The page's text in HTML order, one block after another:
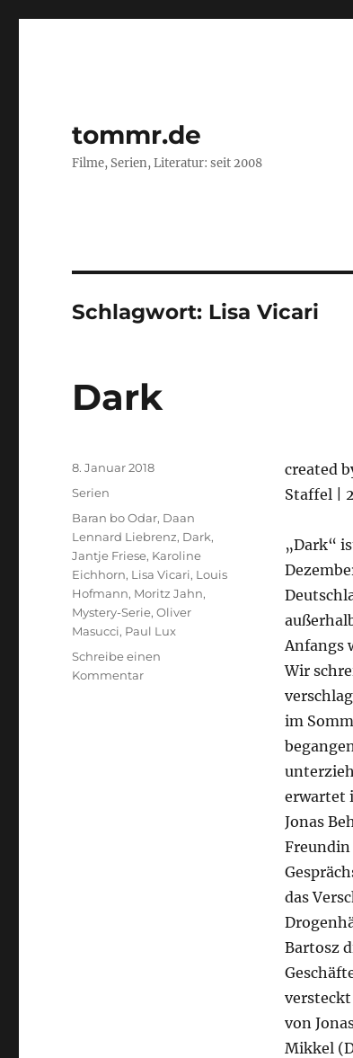
tommr.de
Filme, Serien, Literatur: seit 2008
Schlagwort: Lisa Vicari
Dark
created
Staffel |
„Dark“
Anfangs
Wir
im
erwartet
Jonas
Freundin
das
Bartosz
von
Mikkel
Veröffentlicht
8. Januar 2018
Kategorien
Serien
Schlagwörter
Baran bo Odar, Daan
Lennard Liebrenz, Dark,
Jantje Friese, Karoline
Eichhorn, Lisa Vicari, Louis
Hofmann, Moritz Jahn,
Mystery-Serie,Oliver
Masucci, Paul Lux
Schreibe einen
Kommentarzu